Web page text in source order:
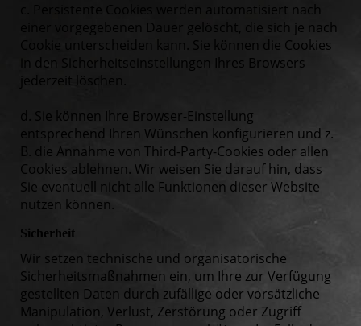
c. Persistente Cookies werden automatisiert nach
einer vorgegebenen Dauer gelöscht, die sich je nach
Cookie unterscheiden kann. Sie können die Cookies
in den Sicherheitseinstellungen Ihres Browsers
jederzeit löschen.
d. Sie können Ihre Browser-Einstellung
entsprechend Ihren Wünschen konfigurieren und z.
B. die Annahme von Third-Party-Cookies oder allen
Cookies ablehnen. Wir weisen Sie darauf hin, dass
Sie eventuell nicht alle Funktionen dieser Website
nutzen können.
Sicherheit
Wir setzen technische und organisatorische
Sicherheitsmaßnahmen ein, um Ihre zur Verfügung
gestellten Daten durch zufällige oder vorsätzliche
Manipulation, Verlust, Zerstörung oder Zugriff